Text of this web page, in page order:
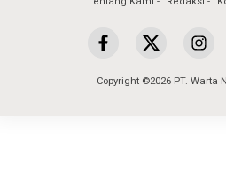
Copyright ©2026 PT. Warta